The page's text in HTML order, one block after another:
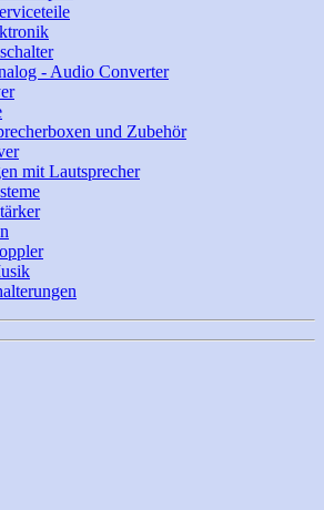
- Audio Converter
und Zubehör
mit Lautsprecher